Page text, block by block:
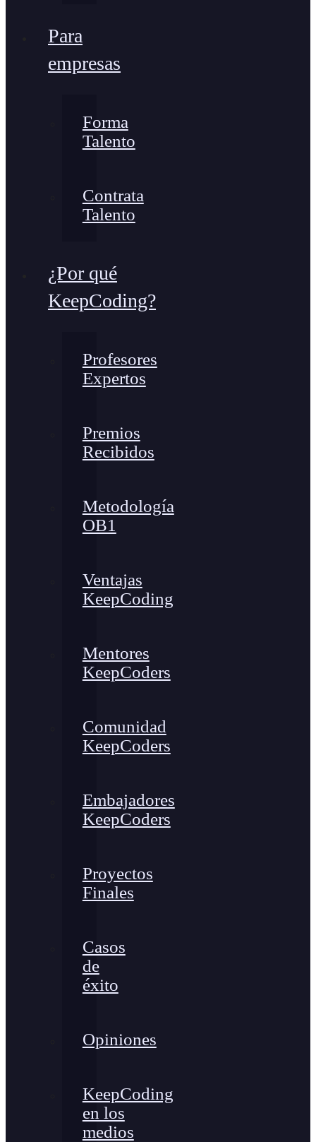
Para
empresas
Forma
Talento
Contrata
Talento
¿Por qué
KeepCoding?
Profesores
Expertos
Premios
Recibidos
Metodología
OB1
Ventajas
KeepCoding
Mentores
KeepCoders
Comunidad
KeepCoders
Embajadores
KeepCoders
Proyectos
Finales
Casos
de
éxito
Opiniones
KeepCoding
en los
medios